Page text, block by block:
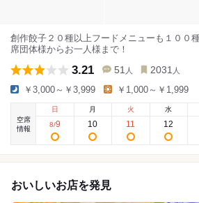
創作餃子２０種以上フードメニューも１００
席団体様からお一人様まで！
3.21 51 人 2031 人
￥3,000～￥3,999 ￥1,000～￥1,999
空席
情報
日
8/9
月
10
火
11
水
12
おいしいお店を発見